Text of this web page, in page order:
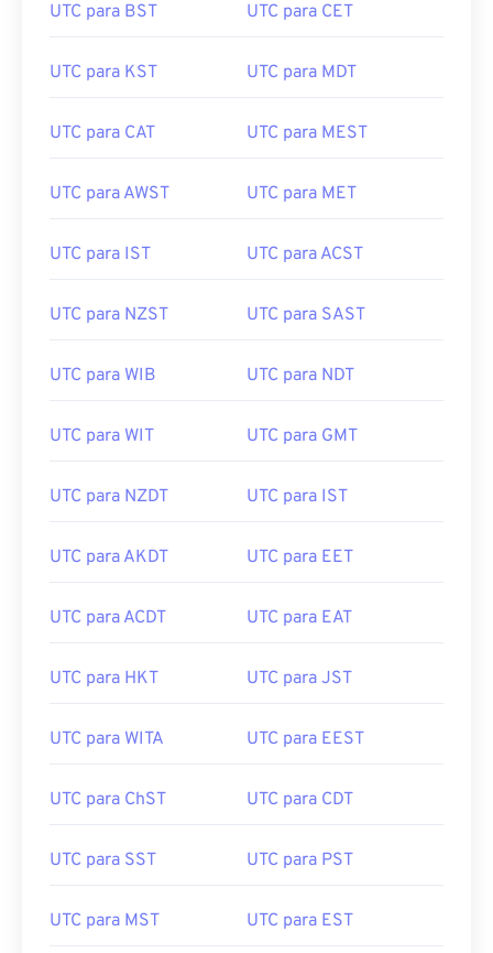
UTC para BST UTC para CET
UTC para KST UTC para MDT
UTC para CAT UTC para MEST
UTC para AWST UTC para MET
UTC para IST UTC para ACST
UTC para NZST UTC para SAST
UTC para WIB UTC para NDT
UTC para WIT UTC para GMT
UTC para NZDT UTC para IST
UTC para AKDT UTC para EET
UTC para ACDT UTC para EAT
UTC para HKT UTC para JST
UTC para WITA UTC para EEST
UTC para ChST UTC para CDT
UTC para SST UTC para PST
UTC para MST UTC para EST